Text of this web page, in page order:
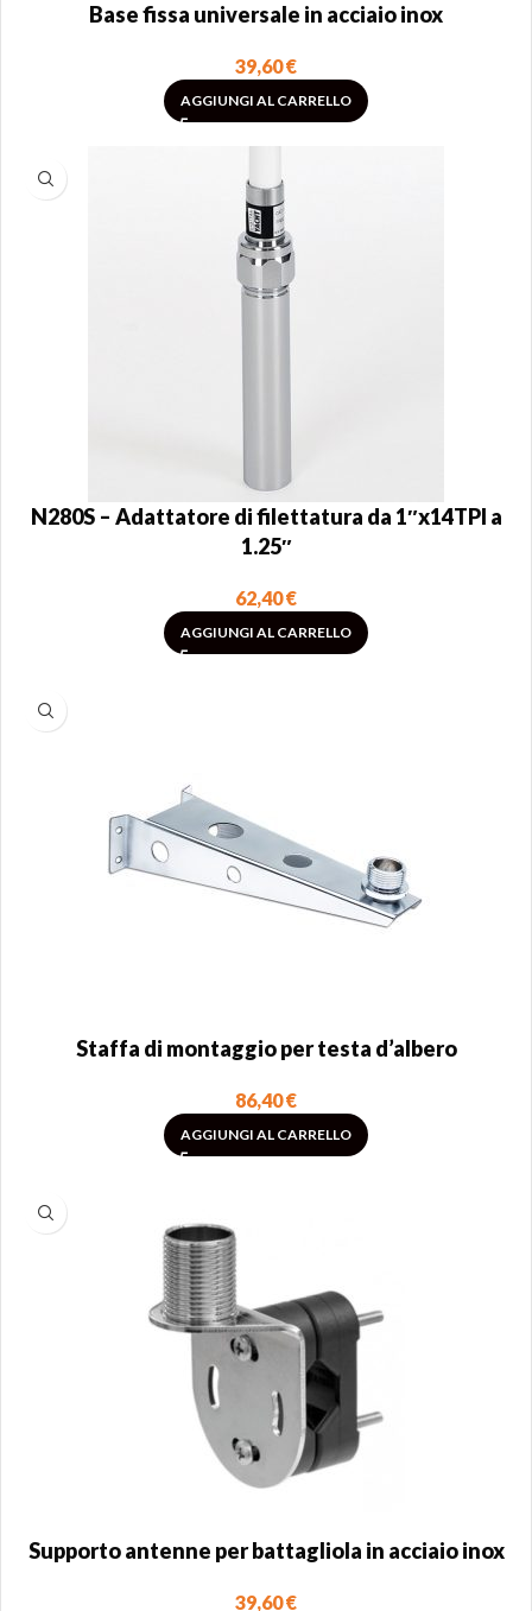
Base fissa universale in acciaio inox
39,60€
AGGIUNGI AL CARRELLO
N280S – Adattatore di filettatura da 1″x14TPI a
1.25″
62,40€
AGGIUNGI AL CARRELLO
Staffa di montaggio per testa d’albero
86,40€
AGGIUNGI AL CARRELLO
Supporto antenne per battagliola in acciaio inox
39,60€